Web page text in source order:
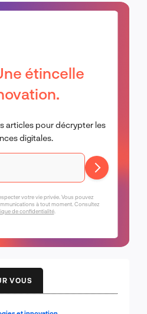
étincelle
articles pour décrypter les
digitales.
votre vie privée. Vous pouvez
à tout moment. Consultez
de confidentialité.
VOUS